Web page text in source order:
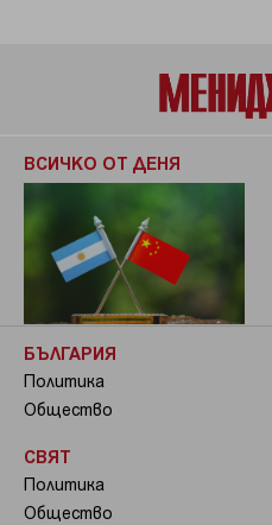
ВСИЧКО ОТ ДЕНЯ
БЪЛГАРИЯ
Политика
Общество
СВЯТ
Политика
Общество